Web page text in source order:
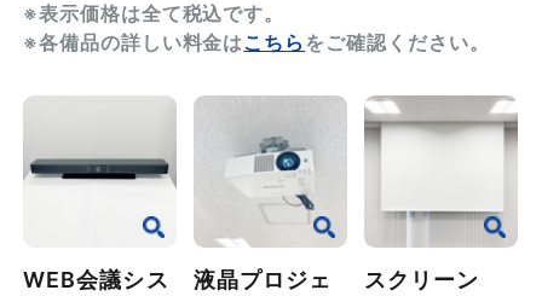
※表示価格は全て税込です。
※各備品の詳しい料金は こちら をご確認ください。
WEB会議シス
液晶プロジェ
スクリーン